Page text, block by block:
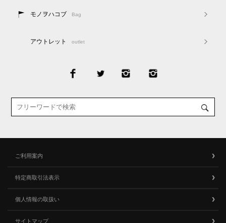
モノヲハコブ Bag
アウトレット outlet
ご利用案内
特定商取引法表示
個人情報の取扱い
サイトマップ